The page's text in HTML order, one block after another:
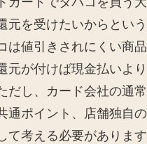
元を受けたいからとい
は値引きされにくい商
元が付けば現金払いよ
だし、カード会社の通
通ポイント、店舗独自
て考える必要があります